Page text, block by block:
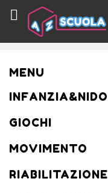

MENU
INFANZIA&NIDO
GIOCHI
MOVIMENTO
RIABILITAZIONE